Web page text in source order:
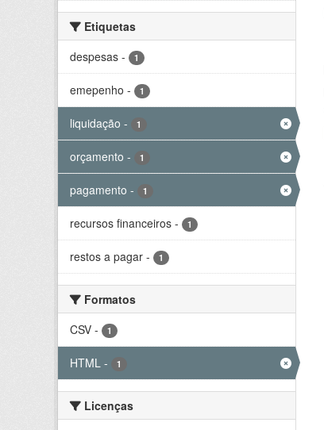
Etiquetas
despesas - 1
emepenho - 1
liquidação - 1
orçamento - 1
pagamento - 1
recursos financeiros - 1
restos a pagar - 1
Formatos
CSV - 1
HTML - 1
Licenças